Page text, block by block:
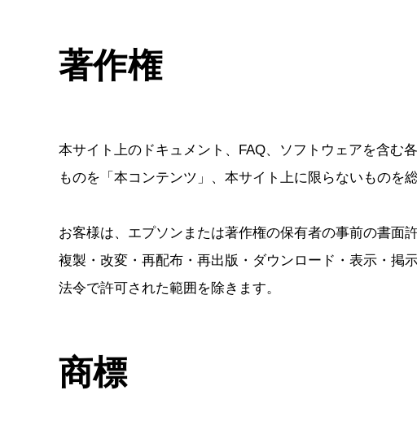
著作権
本サイト上のドキュメント、FAQ、ソフトウェアを含む
ものを「本コンテンツ」、本サイト上に限らないものを
お客様は、エプソンまたは著作権の保有者の事前の書面
複製・改変・再配布・再出版・ダウンロード・表示・掲
法令で許可された範囲を除きます。
商標